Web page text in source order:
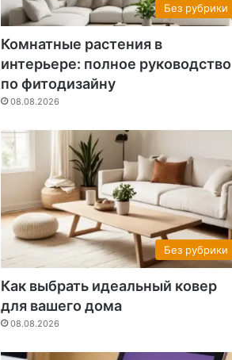
Полка-дерево своими руками: пошаговая инструкция
07.08.2026
Без рубрики
Комнатные растения в
интерьере: полное руководство
по фитодизайну
08.08.2026
Без рубрики
Как выбрать идеальный ковер
для вашего дома
08.08.2026